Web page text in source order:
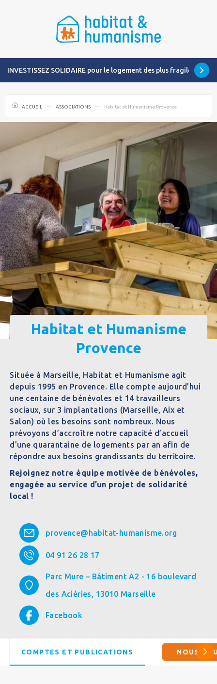
INVESTISSEZ SOLIDAIRE pour le logement des plus fragiles
ACCUEIL ASSOCIATIONS Habitat et Humanisme Provence
Habitat et Humanisme
Provence
Située à Marseille, Habitat et Humanisme agit
depuis 1995 en Provence. Elle compte aujourd’hui
une centaine de bénévoles et 14 travailleurs
sociaux, sur 3 implantations (Marseille, Aix et
Salon) où les besoins sont nombreux. Nous
prévoyons d’accroître notre capacité d’accueil
d’une quarantaine de logements par an afin de
répondre aux besoins grandissants du territoire.
Rejoignez notre équipe motivée de bénévoles,
engagée au service d’un projet de solidarité
local !
provence@habitat-humanisme.org
04 91 26 28 17
Parc Mure – Bâtiment A2 - 16 boulevard
des Aciéries, 13010 Marseille
Facebook
COMPTES ET PUBLICATIONS NOUS